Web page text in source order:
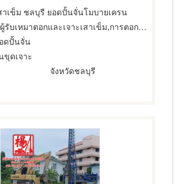
าเข็ม ชลบุรี ยอดปั้นจั่นโมบายเครน
รับเหมาตอกและเจาะเสาเข็ม,การตอกเสาเข็ม,เสาเข็ม
ดปั้นจั่น
ขุดเจาะ
จังหวัดชลบุรี